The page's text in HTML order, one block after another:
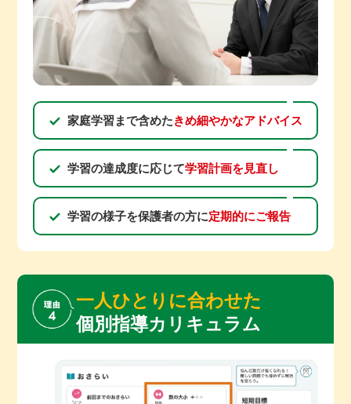
家庭学習まで含めたきめ細やかなアドバイス
学習の達成度に応じて学習計画を見直し
学習の様子を保護者の方に定期的にご報告
一人ひとりに合わせた
個別指導カリキュラム